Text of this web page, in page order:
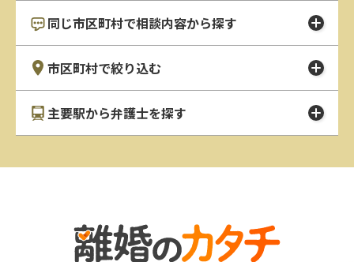
同じ市区町村で相談内容から探す
市区町村で絞り込む
主要駅から弁護士を探す